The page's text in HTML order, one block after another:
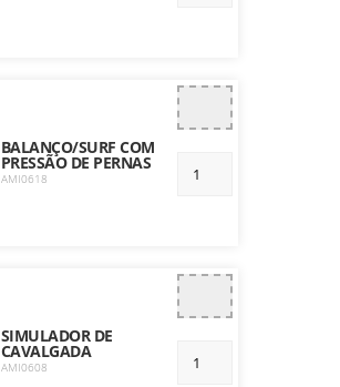
BALANÇO/SURF COM
PRESSÃO DE PERNAS
AMI0618
SIMULADOR DE
CAVALGADA
AMI0608